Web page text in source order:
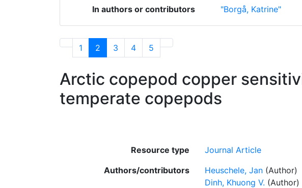
In authors or contributors "Borgå, Katrine"
1 2 3 4 5
Arctic copepod copper
temperate copepods
Resource type
Journal Article
Authors/contributors
Heuschele, Jan (Author)
Dinh, Khuong V. (Author)